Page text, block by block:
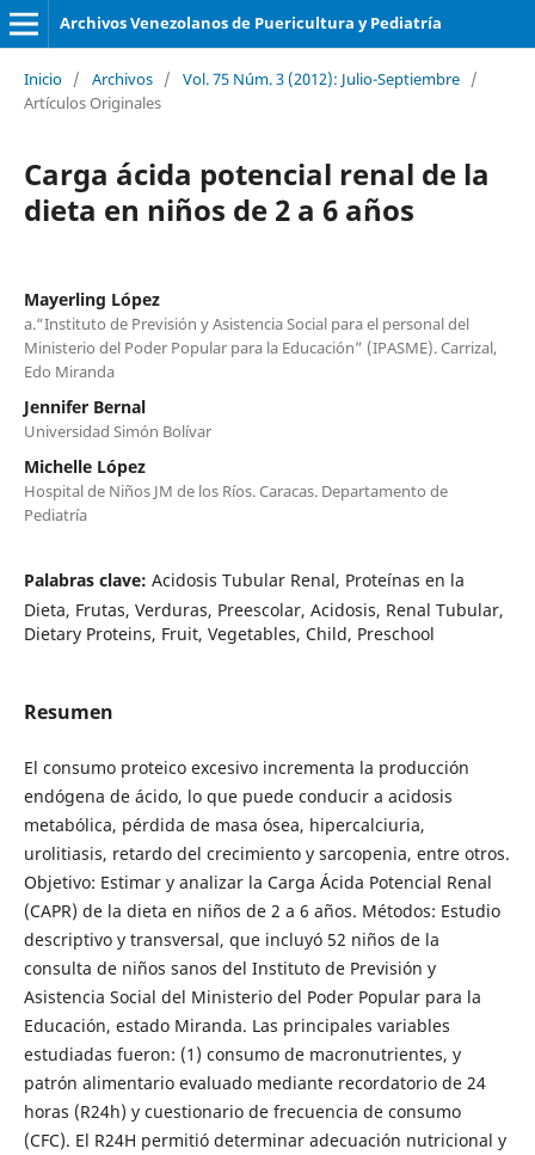
Archivos Venezolanos de Puericultura y Pediatría
Inicio / Archivos / Vol. 75 Núm. 3 (2012): Julio-Septiembre /
Artículos Originales
Carga ácida potencial renal de la
dieta en niños de 2 a 6 años
Mayerling López
a.“Instituto de Previsión y Asistencia Social para el personal del
Ministerio del Poder Popular para la Educación” (IPASME). Carrizal,
Edo Miranda
Jennifer Bernal
Universidad Simón Bolívar
Michelle López
Hospital de Niños JM de los Ríos. Caracas. Departamento de
Pediatría
Palabras clave: Acidosis Tubular Renal, Proteínas en la
Dieta, Frutas, Verduras, Preescolar, Acidosis, Renal Tubular,
Dietary Proteins, Fruit, Vegetables, Child, Preschool
Resumen
El consumo proteico excesivo incrementa la producción
endógena de ácido, lo que puede conducir a acidosis
metabólica, pérdida de masa ósea, hipercalciuria,
urolitiasis, retardo del crecimiento y sarcopenia, entre otros.
Objetivo: Estimar y analizar la Carga Ácida Potencial Renal
(CAPR) de la dieta en niños de 2 a 6 años. Métodos: Estudio
descriptivo y transversal, que incluyó 52 niños de la
consulta de niños sanos del Instituto de Previsión y
Asistencia Social del Ministerio del Poder Popular para la
Educación, estado Miranda. Las principales variables
estudiadas fueron: (1) consumo de macronutrientes, y
patrón alimentario evaluado mediante recordatorio de 24
horas (R24h) y cuestionario de frecuencia de consumo
(CFC). El R24H permitió determinar adecuación nutricional y